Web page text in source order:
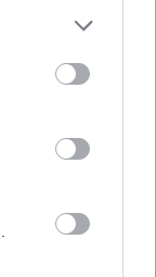
more Google
may click to
party tags to
below Google
de analizar
en
medida de la
fluyen
mayor